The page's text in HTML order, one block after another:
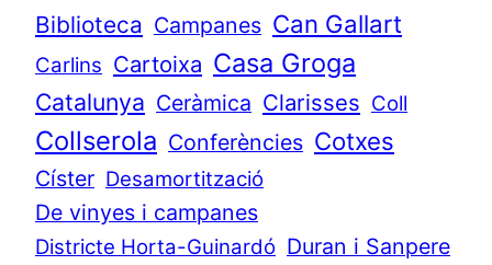
Biblioteca Campanes Can Gallart
Carlins Cartoixa Casa Groga
Catalunya Ceràmica Clarisses Coll
Collserola Conferències Cotxes
Císter Desamortització
De vinyes i campanes
Districte Horta-Guinardó Duran i Sanpere